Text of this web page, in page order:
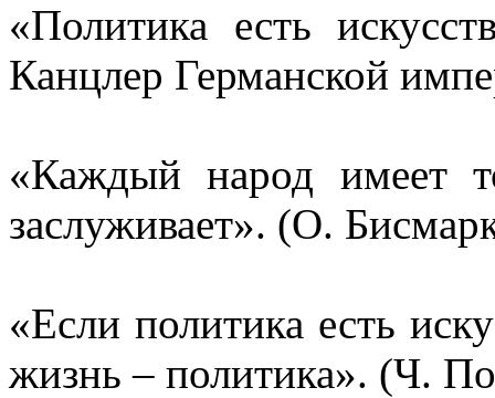
«Политика есть
Канцлер Германской
«Каждый народ имеет
заслуживает». (О.
«Если политика есть
жизнь – политика». (Ч.